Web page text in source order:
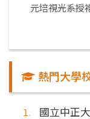
元培視光系授
熱門大學
國立中正